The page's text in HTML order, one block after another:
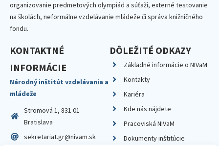
organizovanie predmetových olympiád a súťaží, externé testovanie
na školách, neformálne vzdelávanie mládeže či správa knižničného
fondu.
KONTAKTNÉ
INFORMÁCIE
Národný inštitút vzdelávania a
mládeže
Stromová 1, 831 01
Bratislava
sekretariat.gr@nivam.sk
DÔLEŽITÉ ODKAZY
Základné informácie o NIVaM
Kontakty
Kariéra
Kde nás nájdete
Pracoviská NIVaM
Dokumenty inštitúcie